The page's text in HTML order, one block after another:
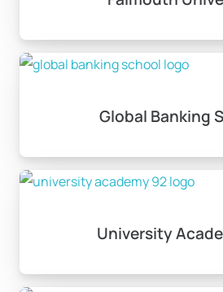
Global Banking
University